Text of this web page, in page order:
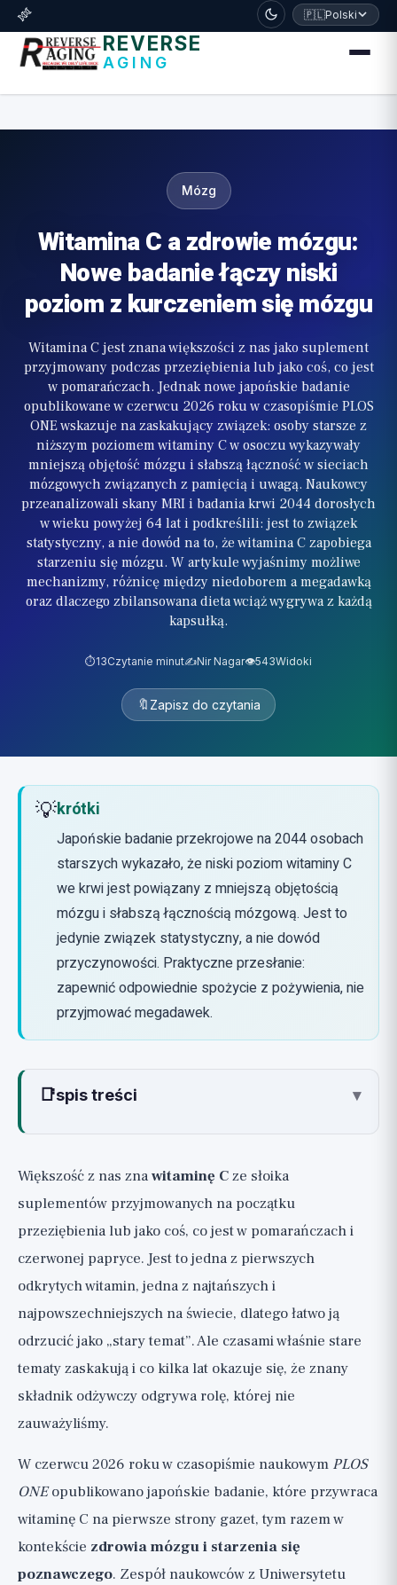
דלג לתוכן הראשי
🧬 🇵🇱Polski
REVERSE
AGING
Mózg
Witamina C a zdrowie mózgu:
Nowe badanie łączy niski
poziom z kurczeniem się mózgu
Witamina C jest znana większości z nas jako suplement
przyjmowany podczas przeziębienia lub jako coś, co jest
w pomarańczach. Jednak nowe japońskie badanie
opublikowane w czerwcu 2026 roku w czasopiśmie PLOS
ONE wskazuje na zaskakujący związek: osoby starsze z
niższym poziomem witaminy C w osoczu wykazywały
mniejszą objętość mózgu i słabszą łączność w sieciach
mózgowych związanych z pamięcią i uwagą. Naukowcy
przeanalizowali skany MRI i badania krwi 2044 dorosłych
w wieku powyżej 64 lat i podkreślili: jest to związek
statystyczny, a nie dowód na to, że witamina C zapobiega
starzeniu się mózgu. W artykule wyjaśnimy możliwe
mechanizmy, różnicę między niedoborem a megadawką
oraz dlaczego zbilansowana dieta wciąż wygrywa z każdą
kapsułką.
⏱️13Czytanie minut✍️Nir Nagar👁️543Widoki
🔖 Zapisz do czytania
💡krótki
Japońskie badanie przekrojowe na 2044 osobach
starszych wykazało, że niski poziom witaminy C
we krwi jest powiązany z mniejszą objętością
mózgu i słabszą łącznością mózgową. Jest to
jedynie związek statystyczny, a nie dowód
przyczynowości. Praktyczne przesłanie:
zapewnić odpowiednie spożycie z pożywienia, nie
przyjmować megadawek.
📑spis treści ▾
Obecne dowody
Badanie 1: Uniwersytet Hirosaki, Japonia, 2026
Badanie 2: Tło z wcześniejszych badań
Co samo badanie mówi o ograniczeniach
Dlaczego związek statystyczny to nie to
samo co przyczynowość?
Czy warto zacząć przyjmować
megadawki witaminy C?
Większość z nas znawitaminę Cze słoika
suplementów przyjmowanych na początku
przeziębienia lub jako coś, co jest w pomarańczach i
czerwonej papryce. Jest to jedna z pierwszych
odkrytych witamin, jedna z najtańszych i
najpowszechniejszych na świecie, dlatego łatwo ją
odrzucić jako „stary temat”. Ale czasami właśnie stare
tematy zaskakują i co kilka lat okazuje się, że znany
składnik odżywczy odgrywa rolę, której nie
zauważyliśmy.
W czerwcu 2026 roku w czasopiśmie naukowym PLOS
ONEopublikowano japońskie badanie, które przywraca
witaminę C na pierwsze strony gazet, tym razem w
kontekście zdrowia mózgu i starzenia się
poznawczego. Zespół naukowców z Uniwersytetu